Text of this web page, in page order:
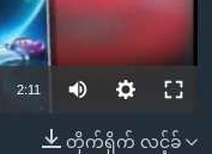
2:11
တိုက်ရိုက် လင့်ခ်